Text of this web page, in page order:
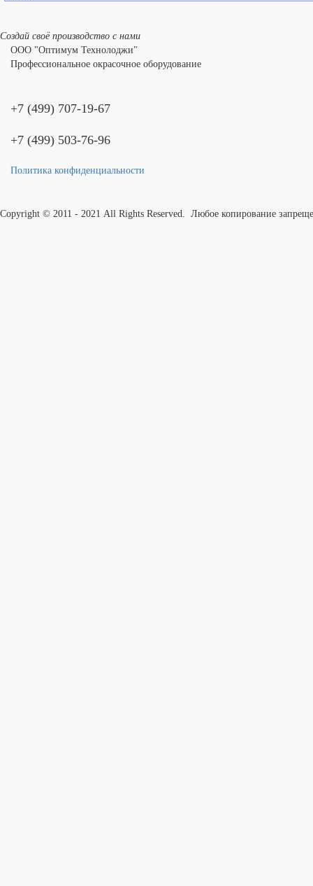
Создай своё производство с нами
ООО "Оптимум Технолоджи"
Профессиональное окрасочное оборудование
+7 (499) 707-19-67
+7 (499) 503-76-96
Политика конфиденциальности
Copyright © 2011 - 2021 All Rights Reserved. Любое копирование